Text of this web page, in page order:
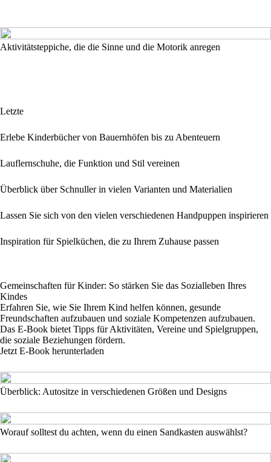
Aktivitätsteppiche, die die Sinne und die Motorik anregen
Letzte
Erlebe Kinderbücher von Bauernhöfen bis zu Abenteuern
Lauflernschuhe, die Funktion und Stil vereinen
Überblick über Schnuller in vielen Varianten und Materialien
Lassen Sie sich von den vielen verschiedenen Handpuppen inspirieren
Inspiration für Spielküchen, die zu Ihrem Zuhause passen
Gemeinschaften für Kinder: So stärken Sie das Sozialleben Ihres
Kindes
Erfahren Sie, wie Sie Ihrem Kind helfen können, gesunde
Freundschaften aufzubauen und soziale Kompetenzen aufzubauen.
Das E-Book bietet Tipps für Aktivitäten, Vereine und Spielgruppen,
die soziale Beziehungen fördern.
Jetzt E-Book herunterladen
Überblick: Autositze in verschiedenen Größen und Designs
Worauf solltest du achten, wenn du einen Sandkasten auswählst?